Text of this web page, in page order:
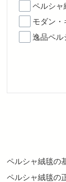
ペルシャ
モダン・
逸品ペル
ペルシャ絨毯の
ペルシャ絨毯の